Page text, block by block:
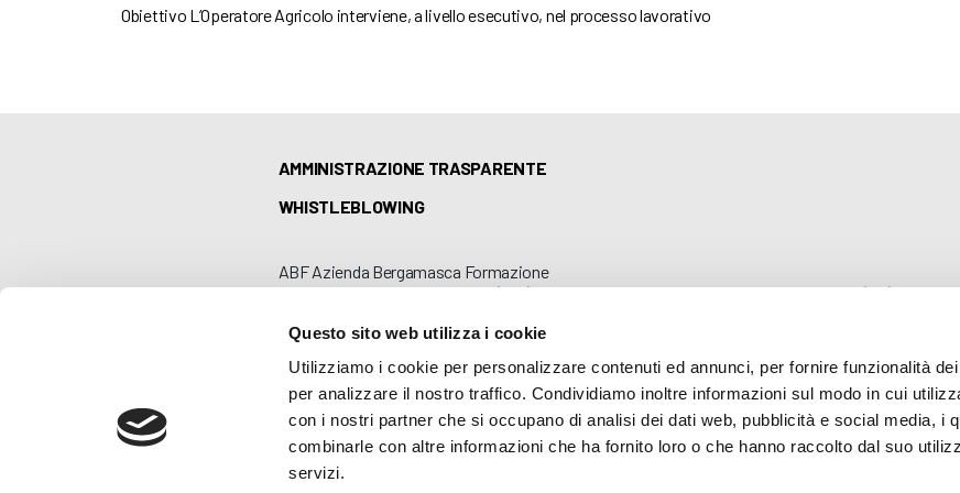
Questo sito web utilizza i cookie
Utilizziamo i cookie per personalizzare contenuti ed annunci, per fornire funzionalità
per analizzare il nostro traffico. Condividiamo inoltre informazioni sul modo in cui
con i nostri partner che si occupano di analisi dei dati web, pubblicità e social media, i
combinarle con altre informazioni che ha fornito loro o che hanno raccolto dal suo
servizi.
Obiettivo L’Operatore Agricolo interviene, a livello esecutivo, nel processo lavorativo
AMMINISTRAZIONE TRASPARENTE
WHISTLEBLOWING
ABF Azienda Bergamasca Formazione
C.F. e P. IVA 03240540165 - Tel. (035) 3693711 - via Monte Gleno, 2 - I - 24125 Bergamo (BG) - Email: